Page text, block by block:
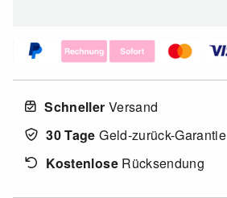
Schneller Versand
30 Tage Geld-zurück-Garantie
KostenloseRücksendung